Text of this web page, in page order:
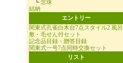
└ 念珠
結納
エントリー
関東式孔雀白木台7点スタイル2 風呂
敷・毛せん付セット
記念品目録・贈答目録
関東式一号7点同時交換セット
リスト